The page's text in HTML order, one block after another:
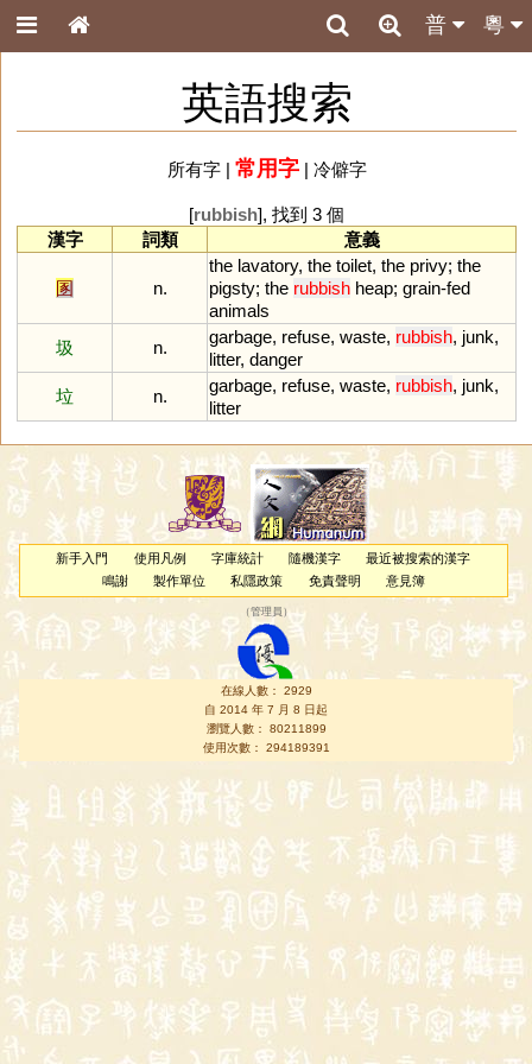
粵
普
英語搜索
所有字| 常用字| 冷僻字
[rubbish], 找到 3 個
漢字
詞類 意義
圂 n.
the lavatory, the toilet, the privy; the
pigsty; the rubbish heap; grain-fed
animals
圾
n.
garbage, refuse, waste, rubbish, junk,
litter, danger
垃
n.
garbage, refuse, waste, rubbish, junk,
litter
新手入門 使用凡例 字庫統計 隨機漢字
最近被搜索的漢字
鳴謝
製作單位 私隱政策 免責聲明 意見簿
（管理員 ）
在線人數： 2929
自 2014 年 7 月 8 日起
瀏覽人數： 80211899
使用次數： 294189391